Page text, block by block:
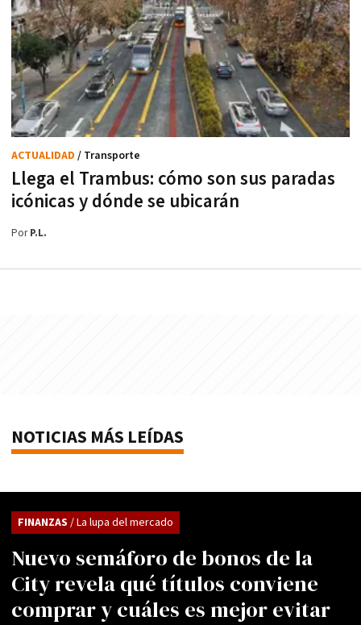
Llega el Trambus: cómo son sus paradas
icónicas y dónde se ubicarán
ACTUALIDAD / Transporte
PorP.L.
NOTICIAS MÁS LEÍDAS
Nuevo semáforo de bonos de la
City revela qué títulos conviene
comprar y cuáles es mejor evitar
FINANZAS / La lupa del mercado